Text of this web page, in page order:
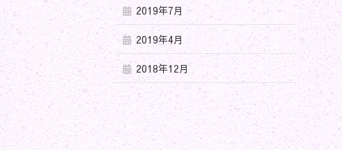
2019年7月
2019年4月
2018年12月